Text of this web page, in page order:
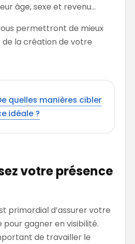
âge, sexe et revenu…
permettront de mieux
la création de votre
quelles manières cibler
idéale ?
votre présence
primordial d’assurer votre
gagner en visibilité.
de travailler le